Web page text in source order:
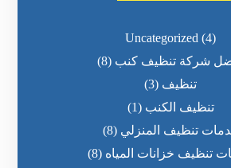
Uncategorized (4)
شركة تنظيف كنب (8)
تنظيف (3)
تنظيف الكنب (1)
تنظيف المنزلي (8)
تنظيف خزانات المياه (8)